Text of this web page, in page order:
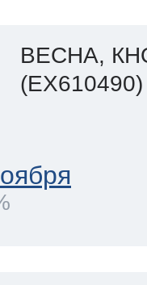
ВЕСНА,
(EX610490)